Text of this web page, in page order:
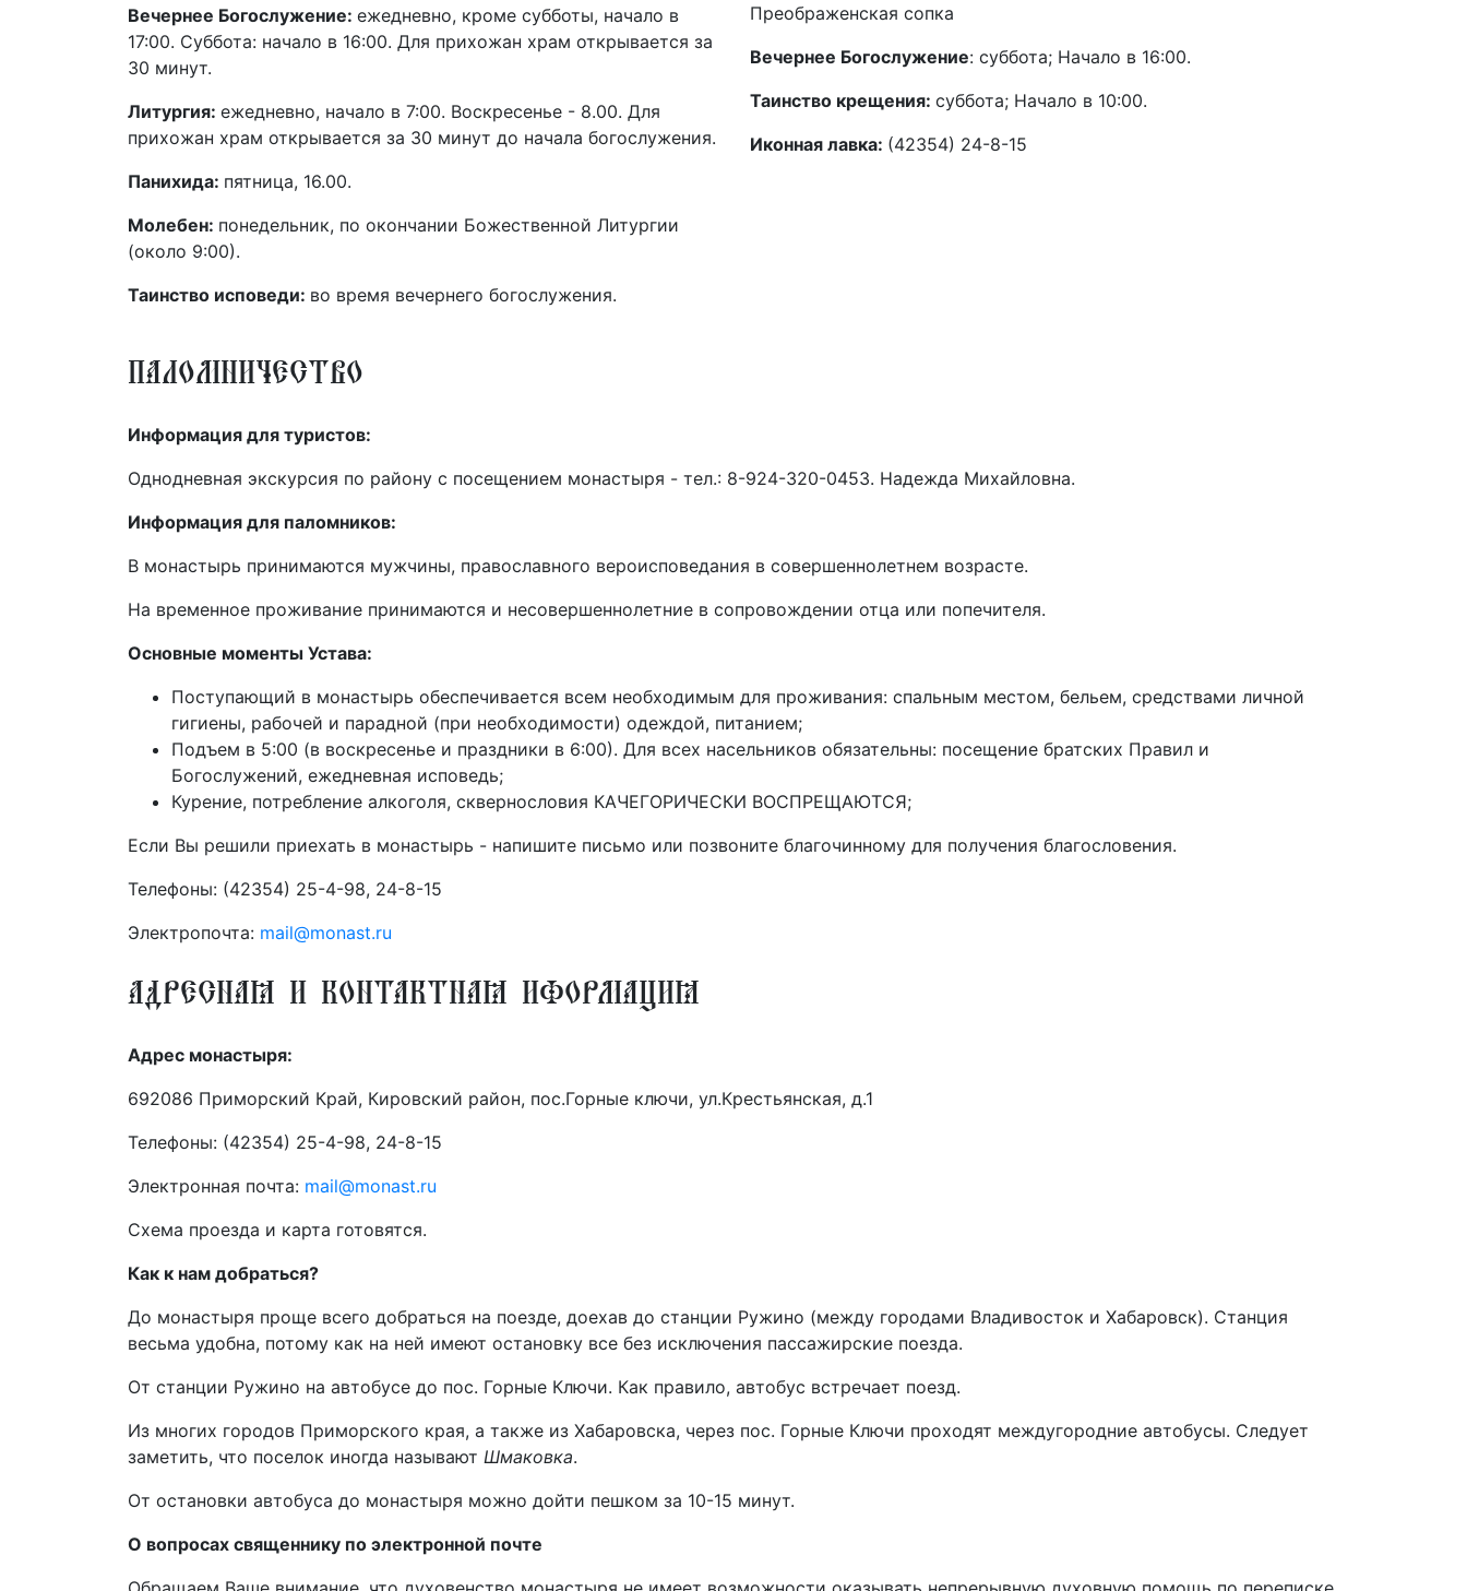
Вечернее Богослужение: ежедневно, кроме субботы, начало в
17:00. Суббота: начало в 16:00. Для прихожан храм открывается за
30 минут.
Литургия: ежедневно, начало в 7:00. Воскресенье - 8.00. Для
прихожан храм открывается за 30 минут до начала богослужения.
Панихида: пятница, 16.00.
Молебен: понедельник, по окончании Божественной Литургии
(около 9:00).
Таинство исповеди: во время вечернего богослужения.
Преображенская сопка
Вечернее Богослужение: суббота; Начало в 16:00.
Таинство крещения: суббота; Начало в 10:00.
Иконная лавка: (42354) 24-8-15
Паломничество
Информация для туристов:
Однодневная экскурсия по району с посещением монастыря - тел.: 8-924-320-0453. Надежда Михайловна.
Информация для паломников:
В монастырь принимаются мужчины, православного вероисповедания в совершеннолетнем возрасте.
На временное проживание принимаются и несовершеннолетние в сопровождении отца или попечителя.
Основные моменты Устава:
Поступающий в монастырь обеспечивается всем необходимым для проживания: спальным местом, бельем, средствами личной
гигиены, рабочей и парадной (при необходимости) одеждой, питанием;
Подъем в 5:00 (в воскресенье и праздники в 6:00). Для всех насельников обязательны: посещение братских Правил и
Богослужений, ежедневная исповедь;
Курение, потребление алкоголя, сквернословия КАЧЕГОРИЧЕСКИ ВОСПРЕЩАЮТСЯ;
Если Вы решили приехать в монастырь - напишите письмо или позвоните благочинному для получения благословения.
Телефоны: (42354) 25-4-98, 24-8-15
Электропочта: mail@monast.ru
Адресная и контактная иформация
Адрес монастыря:
692086 Приморский Край, Кировский район, пос.Горные ключи, ул.Крестьянская, д.1
Телефоны: (42354) 25-4-98, 24-8-15
Электронная почта: mail@monast.ru
Схема проезда и карта готовятся.
Как к нам добраться?
До монастыря проще всего добраться на поезде, доехав до станции Ружино (между городами Владивосток и Хабаровск). Станция
весьма удобна, потому как на ней имеют остановку все без исключения пассажирские поезда.
От станции Ружино на автобусе до пос. Горные Ключи. Как правило, автобус встречает поезд.
Из многих городов Приморского края, а также из Хабаровска, через пос. Горные Ключи проходят междугородние автобусы. Следует
заметить, что поселок иногда называют Шмаковка.
От остановки автобуса до монастыря можно дойти пешком за 10-15 минут.
О вопросах священнику по электронной почте